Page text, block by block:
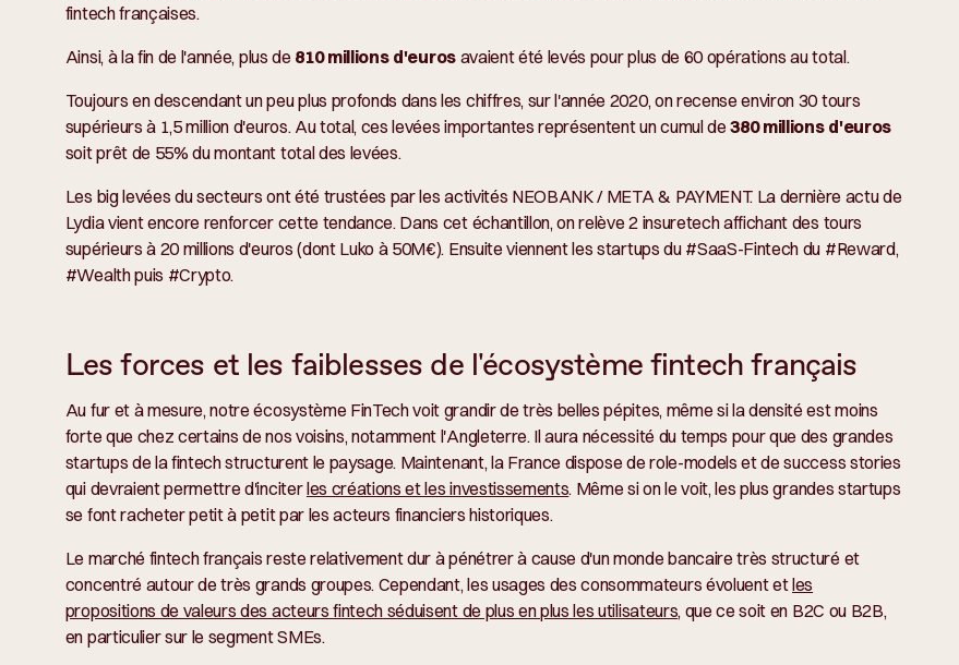
fintech françaises.
Ainsi, à la fin de l'année, plus de 810 millions d'euros avaient été levés pour plus de 60 opérations au total.
Toujours en descendant un peu plus profonds dans les chiffres, sur l'année 2020, on recense environ 30 tours
supérieurs à 1,5 million d'euros. Au total, ces levées importantes représentent un cumul de380 millions d'euros
soit prêt de 55% du montant total des levées.
Les big levées du secteurs ont été trustées par les activités NEOBANK / META & PAYMENT. La dernière actu de
Lydia vient encore renforcer cette tendance. Dans cet échantillon, on relève 2 insuretech affichant des tours
supérieurs à 20 millions d'euros (dont Luko à 50M€). Ensuite viennent les startups du #SaaS-Fintech du #Reward,
#Wealth puis #Crypto.
Les forces et les faiblesses de l'écosystème fintech français
Au fur et à mesure, notre écosystème FinTech voit grandir de très belles pépites, même si la densité est moins
forte que chez certains de nos voisins, notamment l'Angleterre. Il aura nécessité du temps pour que des grandes
startups de la fintech structurent le paysage. Maintenant, la France dispose de role-models et de success stories
qui devraient permettre d'inciterles créations et les investissements. Même si on le voit, les plus grandes startups
se font racheter petit à petit par les acteurs financiers historiques.
Le marché fintech français reste relativement dur à pénétrer à cause d'un monde bancaire très structuré et
concentré autour de très grands groupes. Cependant, les usages des consommateurs évoluent etles
propositions de valeurs des acteurs fintech séduisent de plus en plus les utilisateurs, que ce soit en B2C ou B2B,
en particulier sur le segment SMEs.